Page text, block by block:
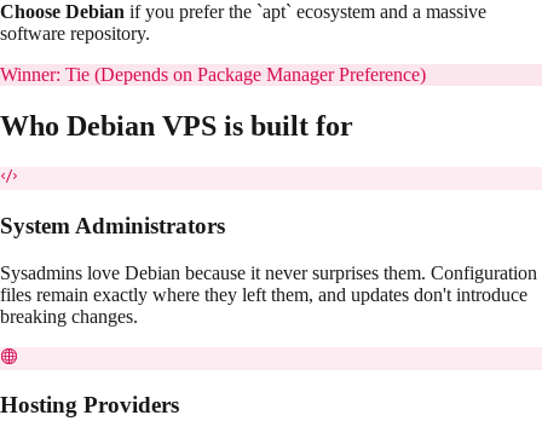
Choose Debian if you prefer the `apt` ecosystem and a massive
software repository.
Winner: Tie (Depends on Package Manager Preference)
Who Debian VPS is built for
System Administrators
Sysadmins love Debian because it never surprises them. Configuration
files remain exactly where they left them, and updates don't introduce
breaking changes.
Hosting Providers